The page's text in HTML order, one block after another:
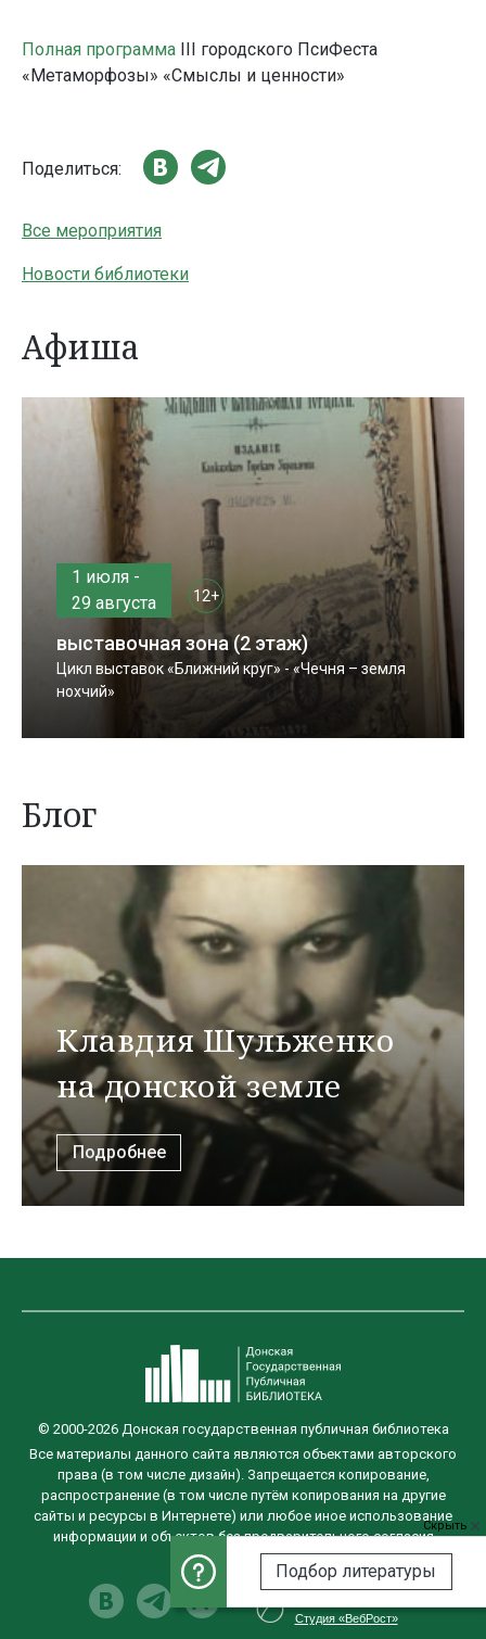
Полная программа III городского ПсиФеста
«Метаморфозы» «Смыслы и ценности»
Поделиться:
Все мероприятия
Новости библиотеки
Афиша
1 июля -
29 августа
12+
выставочная зона (2 этаж)
Цикл выставок «Ближний круг» - «Чечня – земля
нохчий»
Блог
Клавдия Шульженко
на донской земле
Подробнее
Скрыть
Подбор литературы
© 2000-2026 Донская государственная публичная библиотека
Все материалы данного сайта являются объектами авторского
права (в том числе дизайн). Запрещается копирование,
распространение (в том числе путём копирования на другие
сайты и ресурсы в Интернете) или любое иное использование
информации и объектов без предварительного согласия
правообладателя.
Студия «ВебРост»